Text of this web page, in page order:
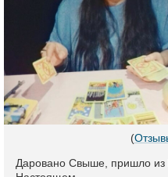
(
Даровано Свыше, пришло из